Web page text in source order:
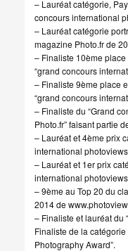
– Lauréat catégorie,
concours international
– Lauréat catégorie
magazine Photo.fr de
– Finaliste 10ème
“grand concours
– Finaliste 9ème place
“grand concours
– Finaliste du “Grand
Photo.fr” faisant partie
– Lauréat et 4ème prix
international
– Lauréat et 1er prix
international
– 9ème au Top 20 du
2014 de
– Finaliste et lauréat du
Finaliste de la
Photography Award”.